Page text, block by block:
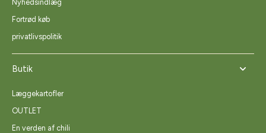
Nyhedsindlæg
Fortrød køb
privatlivspolitik
Butik
Læggekartofler
OUTLET
En verden af chili